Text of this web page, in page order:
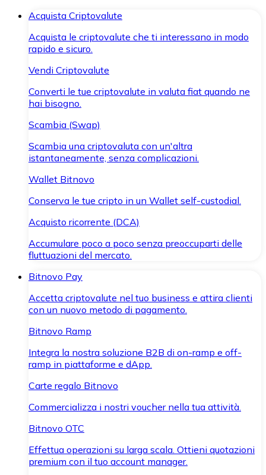
Acquista Criptovalute
Acquista le criptovalute che ti interessano in modo
rapido e sicuro.
Vendi Criptovalute
Converti le tue criptovalute in valuta fiat quando ne
hai bisogno.
Scambia (Swap)
Scambia una criptovaluta con un'altra
istantaneamente, senza complicazioni.
Wallet Bitnovo
Conserva le tue cripto in un Wallet self-custodial.
Acquisto ricorrente (DCA)
Accumulare poco a poco senza preoccuparti delle
fluttuazioni del mercato.
Bitnovo Pay
Accetta criptovalute nel tuo business e attira clienti
con un nuovo metodo di pagamento.
Bitnovo Ramp
Integra la nostra soluzione B2B di on-ramp e off-
ramp in piattaforme e dApp.
Carte regalo Bitnovo
Commercializza i nostri voucher nella tua attività.
Bitnovo OTC
Effettua operazioni su larga scala. Ottieni quotazioni
premium con il tuo account manager.